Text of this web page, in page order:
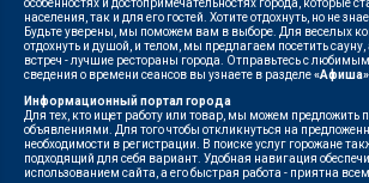
населения, так и для его гостей. Хотите отдохнуть, но не
Будьте уверены, мы поможем вам в выборе. Для веселых
отдохнуть и душой, и телом, мы предлагаем посетить
встреч - лучшие рестораны города. Отправьтесь с
сведения о времени сеансов вы узнаете в разделе«Афиша»
Информационный портал города
Для тех, кто ищет работу или товар, мы можем предложить
объявлениями. Для того чтобы откликнуться на
необходимости в регистрации. В поиске услуг горожане
подходящий для себя вариант. Удобная навигация
использованием сайта, а его быстрая работа - приятна всем.